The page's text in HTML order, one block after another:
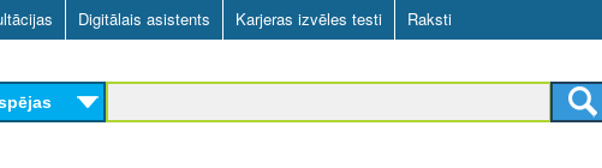
Skip
to
main
content
Digitālais asistents Karjeras izvēles testi Raksti